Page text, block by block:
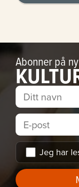
Abonner på
Jeg har